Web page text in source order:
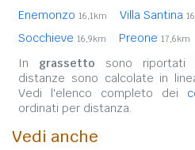
Enemonzo 16,1km Villa Santina
Socchieve 16,9km Preone 17,6km
In grassetto sono
distanze sono calcolate in
Vedi l'elenco completo dei
ordinati per distanza.
Vedi anche